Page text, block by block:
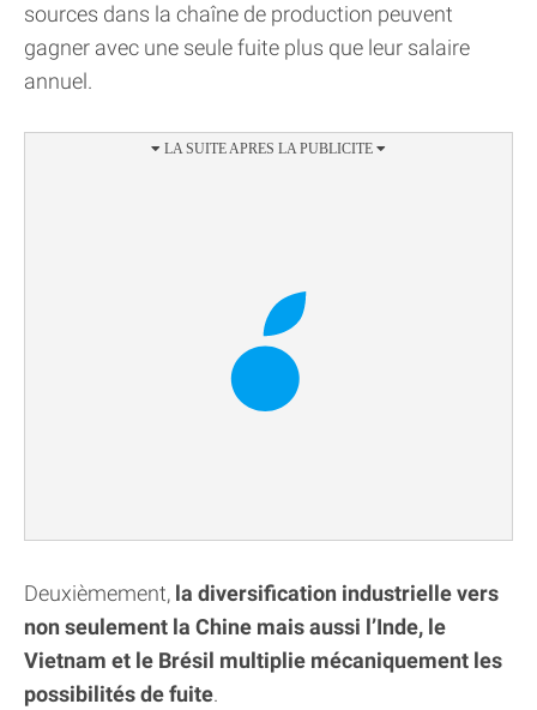
sources dans la chaîne de production peuvent
gagner avec une seule fuite plus que leur salaire
annuel.
Deuxièmement, la diversification industrielle vers
non seulement la Chine mais aussi l’Inde, le
Vietnam et le Brésil multiplie mécaniquement les
possibilités de fuite.